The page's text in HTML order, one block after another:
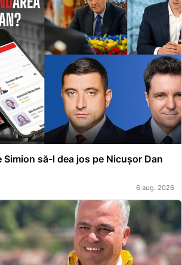
Simion să-l dea jos pe Nicușor Dan
6 aug. 2026